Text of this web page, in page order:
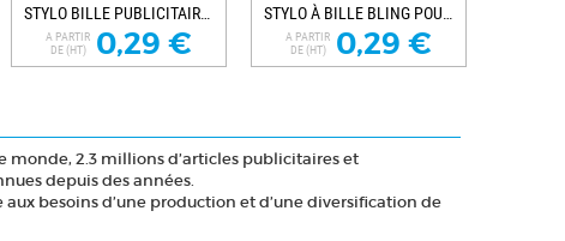
STYLO BILLE PUBLICITAIRE SUPER HIT HD
A PARTIR
DE (HT) 0,29 €
STYLO À BILLE BLING POUR ENTREPRISE
A PARTIR
DE (HT) 0,29 €
monde, 2.3 millions d’articles publicitaires et
depuis des années.
besoins d’une production et d’une diversification de